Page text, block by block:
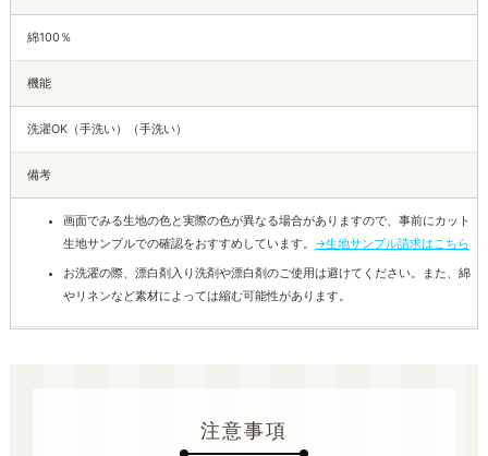
綿100％
機能
洗濯OK（手洗い）（手洗い）
備考
画面でみる生地の色と実際の色が異なる場合がありますので、事前にカット
生地サンプルでの確認をおすすめしています。 →生地サンプル請求はこちら
お洗濯の際、漂白剤入り洗剤や漂白剤のご使用は避けてください。また、綿
やリネンなど素材によっては縮む可能性があります。
注意事項